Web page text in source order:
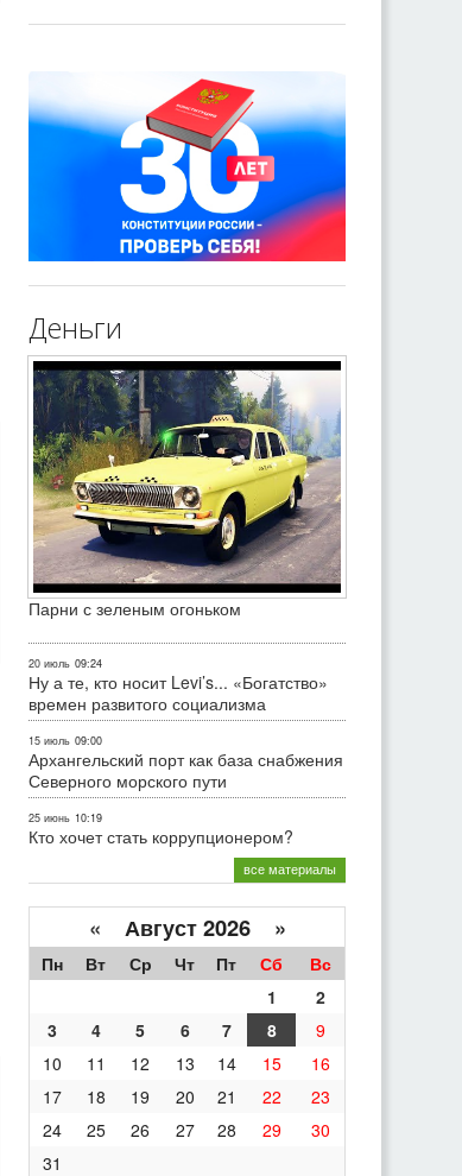
Деньги
Парни с зеленым огоньком
20 июль 09:24
Ну а те, кто носит Levi’s... «Богатство»
времен развитого социализма
15 июль 09:00
Архангельский порт как база снабжения
Северного морского пути
25 июнь 10:19
Кто хочет стать коррупционером?
все материалы
« Август 2026 »
Пн Вт Ср Чт Пт Сб
Вс
1
2
3
4 5 6 7 8
9
10
11 12 13 14 15
16
17
18 19 20 21 22
23
24
25 26 27 28 29
30
31